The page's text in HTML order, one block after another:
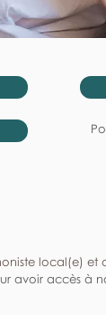
local(e) et
avoir accès à